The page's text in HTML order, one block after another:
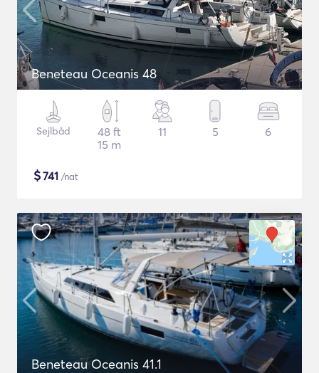
Beneteau Oceanis 48
Sejlbåd
48 ft
15 m
11 5 6
$741 /nat
Beneteau Oceanis 41.1